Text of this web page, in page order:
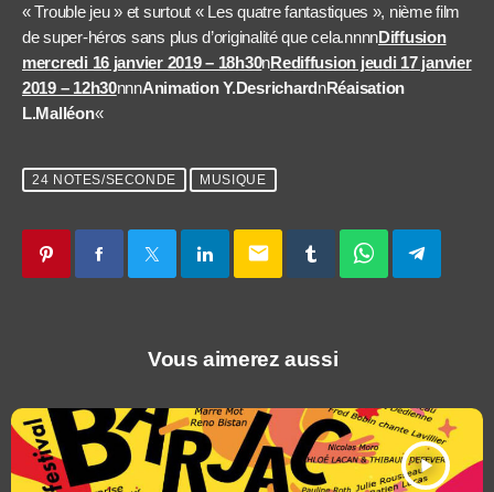
« Trouble jeu » et surtout « Les quatre fantastiques », nième film
de super-héros sans plus d’originalité que cela.nnnnDiffusion
mercredi 16 janvier 2019 – 18h30nRediffusion jeudi 17 janvier
2019 – 12h30nnnAnimation Y.DesrichardnRéaisation
L.Malléon«
24 NOTES/SECONDE MUSIQUE
email
Vous aimerez aussi
play_arrow